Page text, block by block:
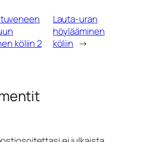
köliin 2
Lauta-uran
höylääminen
köliin →